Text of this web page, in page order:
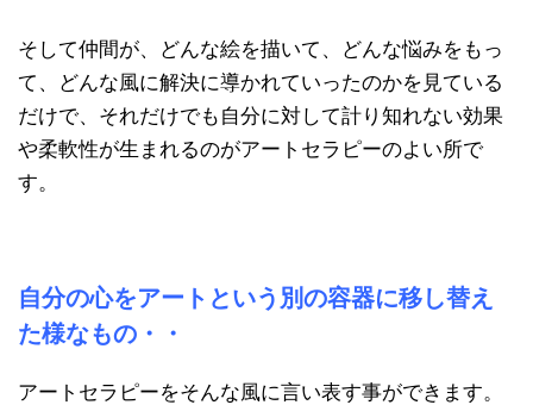
そして仲間が、どんな絵を描いて、どんな悩みをもっ
て、どんな風に解決に導かれていったのかを見ている
だけで、それだけでも自分に対して計り知れない効果
や柔軟性が生まれるのがアートセラピーのよい所で
す。
自分の心をアートという別の容器に移し替え
た様なもの・・
アートセラピーをそんな風に言い表す事ができます。